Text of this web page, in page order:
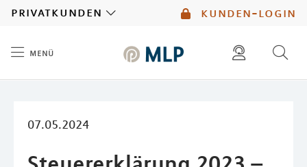
kunden-login
privatkunden
menü
07.05.2024